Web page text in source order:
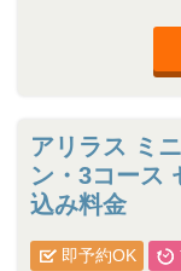
アリラス ミ
ン・3コース
込み料金
即予約OK